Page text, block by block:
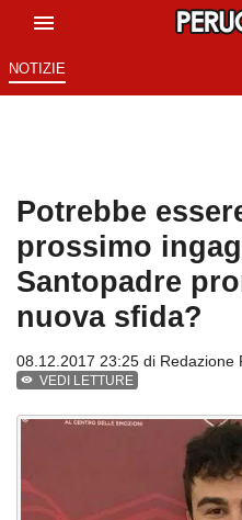
NOTIZIE
Potrebbe
prossimo
Santopadre
nuova sfida?
08.12.2017 23:25 di Redazione
VEDI LETTURE